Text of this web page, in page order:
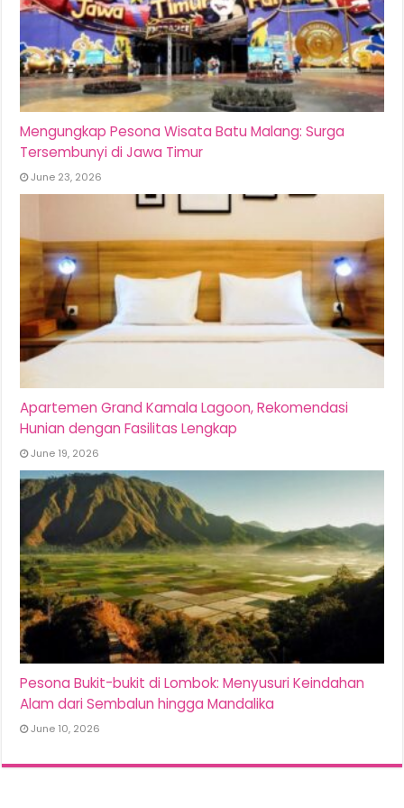
Mengungkap Pesona Wisata Batu Malang: Surga
Tersembunyi di Jawa Timur
June 23, 2026
Apartemen Grand Kamala Lagoon, Rekomendasi
Hunian dengan Fasilitas Lengkap
June 19, 2026
Pesona Bukit-bukit di Lombok: Menyusuri Keindahan
Alam dari Sembalun hingga Mandalika
June 10, 2026